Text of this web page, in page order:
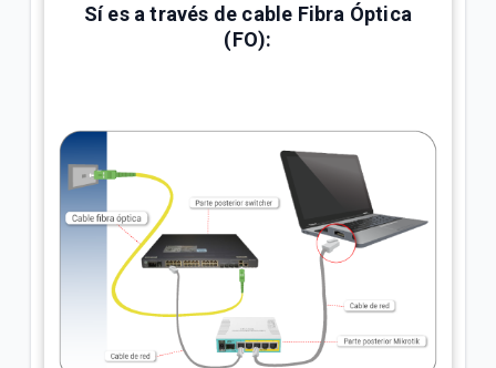
Sí es a través de cable Fibra Óptica
(FO):